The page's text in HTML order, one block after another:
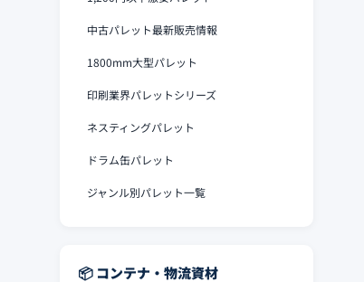
中古パレット最新販売情報
1800mm大型パレット
印刷業界パレットシリーズ
ネスティングパレット
ドラム缶パレット
ジャンル別パレット一覧
📦 コンテナ・物流資材